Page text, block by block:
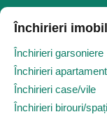
Închirieri
Închirieri garsoniere
Închirieri
Închirieri case/vile
Închirieri birouri/